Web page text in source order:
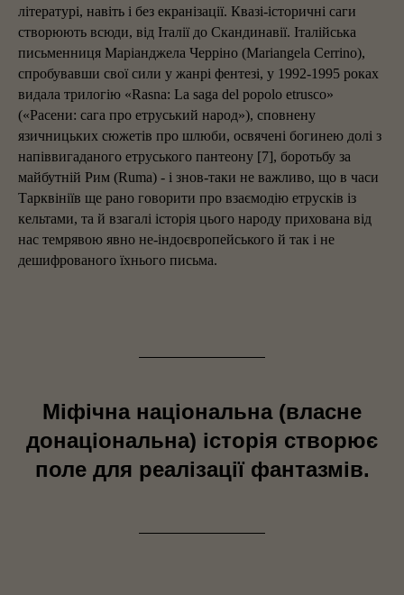
літературі, навіть і без екранізації. Квазі-історичні саги
створюють всюди, від Італії до Скандинавії. Італійська
письменниця Маріанджела Черріно (Mariangela Cerrino),
спробувавши свої сили у жанрі фентезі, у 1992-1995 роках
видала трилогію «Rasna: La saga del popolo etrusco»
(«Расени: сага про етруський народ»), сповнену
язичницьких сюжетів про шлюби, освячені богинею долі з
напіввигаданого етруського пантеону [7], боротьбу за
майбутній Рим (Ruma) - і знов-таки не важливо, що в часи
Тарквініїв ще рано говорити про взаємодію етрусків із
кельтами, та й взагалі історія цього народу прихована від
нас темрявою явно не-індоєвропейського й так і не
дешифрованого їхнього письма.
Міфічна національна (власне
донаціональна) історія створює
поле для реалізації фантазмів.